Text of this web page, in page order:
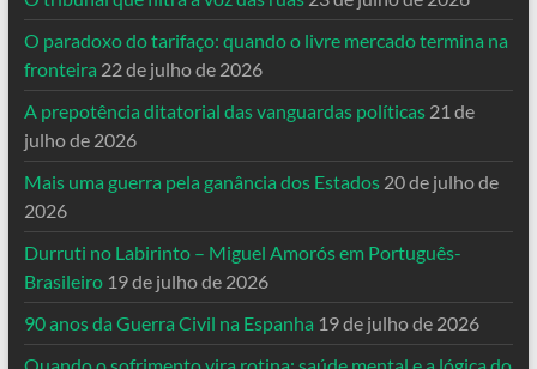
O paradoxo do tarifaço: quando o livre mercado termina na
fronteira 22 de julho de 2026
A prepotência ditatorial das vanguardas políticas 21 de
julho de 2026
Mais uma guerra pela ganância dos Estados 20 de julho de
2026
Durruti no Labirinto – Miguel Amorós em Português-
Brasileiro 19 de julho de 2026
90 anos da Guerra Civil na Espanha 19 de julho de 2026